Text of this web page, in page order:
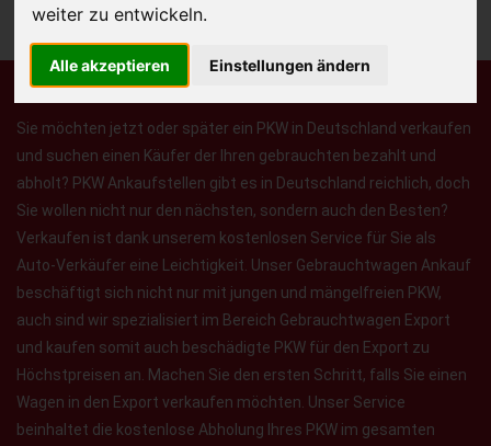
weiter zu entwickeln.
Alle akzeptieren Einstellungen ändern
Wir garantieren 100% Sicherheit.
Sie möchten jetzt oder später ein PKW in Deutschland verkaufen
und suchen einen Käufer der Ihren gebrauchten bezahlt und
abholt? PKW Ankaufstellen gibt es in Deutschland reichlich, doch
Sie wollen nicht nur den nächsten, sondern auch den Besten?
Verkaufen ist dank unserem kostenlosen Service für Sie als
Auto-Verkäufer eine Leichtigkeit. Unser Gebrauchtwagen Ankauf
beschäftigt sich nicht nur mit jungen und mängelfreien PKW,
auch sind wir spezialisiert im Bereich Gebrauchtwagen Export
und kaufen somit auch beschädigte PKW für den Export zu
Höchstpreisen an. Machen Sie den ersten Schritt, falls Sie einen
Wagen in den Export verkaufen möchten. Unser Service
beinhaltet die kostenlose Abholung Ihres PKW im gesamten